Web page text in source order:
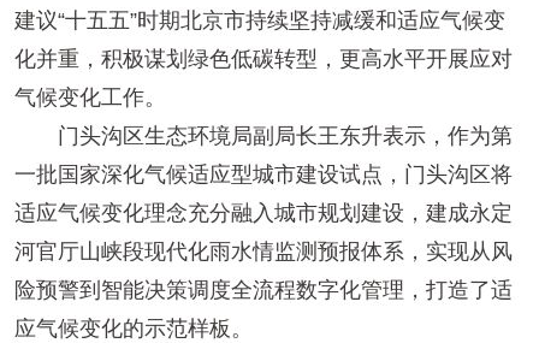
建议“十五五”时期北京市持续坚持减缓和适应气候变
化并重，积极谋划绿色低碳转型，更高水平开展应对
气候变化工作。
门头沟区生态环境局副局长王东升表示，作为第
一批国家深化气候适应型城市建设试点，门头沟区将
适应气候变化理念充分融入城市规划建设，建成永定
河官厅山峡段现代化雨水情监测预报体系，实现从风
险预警到智能决策调度全流程数字化管理，打造了适
应气候变化的示范样板。